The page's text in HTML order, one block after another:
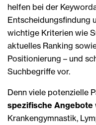
helfen bei der
Entscheidungsfindung
wichtige Kriterien wie
aktuelles Ranking
Positionierung – und
Suchbegriffe vor.
Denn viele potenzielle
spezifische Angebote
Krankengymnastik,